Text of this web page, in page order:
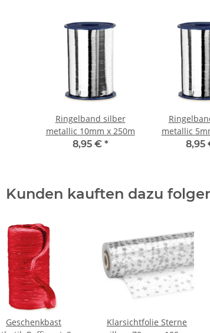
Ringelband silber
metallic 10mm x 250m
8,95 € *
metallic
8,95
Kunden kauften dazu
Geschenkbast
Klarsichtfolie Sterne